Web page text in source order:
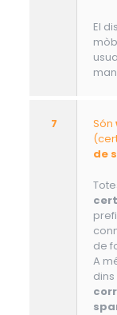
El
7 Són
de
de
A